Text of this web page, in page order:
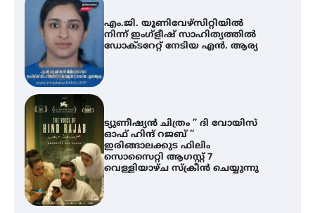
എം.ജി. യൂണിവേഴ്‌സിറ്റിയിൽ
നിന്ന് ഇംഗ്ളീഷ് സാഹിത്യത്തിൽ
ഡോക്ടറേറ്റ് നേടിയ എൻ. ആര്യ
ട്യുണീഷ്യൻ ചിത്രം ” ദി വോയിസ്
ഓഫ് ഹിന്ദ് റജബ് ”
ഇരിങ്ങാലക്കുട ഫിലിം
സൊസൈറ്റി ആഗസ്റ്റ് 7
വെള്ളിയാഴ്ച സ്‌ക്രീൻ ചെയ്യുന്നു